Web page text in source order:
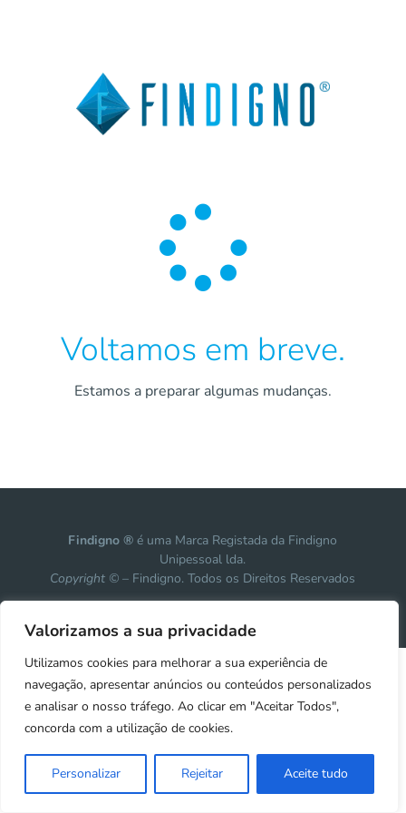
Valorizamos a sua privacidade
Utilizamos cookies para melhorar a sua experiência de
navegação, apresentar anúncios ou conteúdos personalizados
e analisar o nosso tráfego. Ao clicar em "Aceitar Todos",
concorda com a utilização de cookies.
Personalizar Rejeitar Aceite tudo

Voltamos em breve.
Estamos a preparar algumas mudanças.
Findigno ® é uma Marca Registada da Findigno
Unipessoal lda.
Copyright © – Findigno. Todos os Direitos Reservados